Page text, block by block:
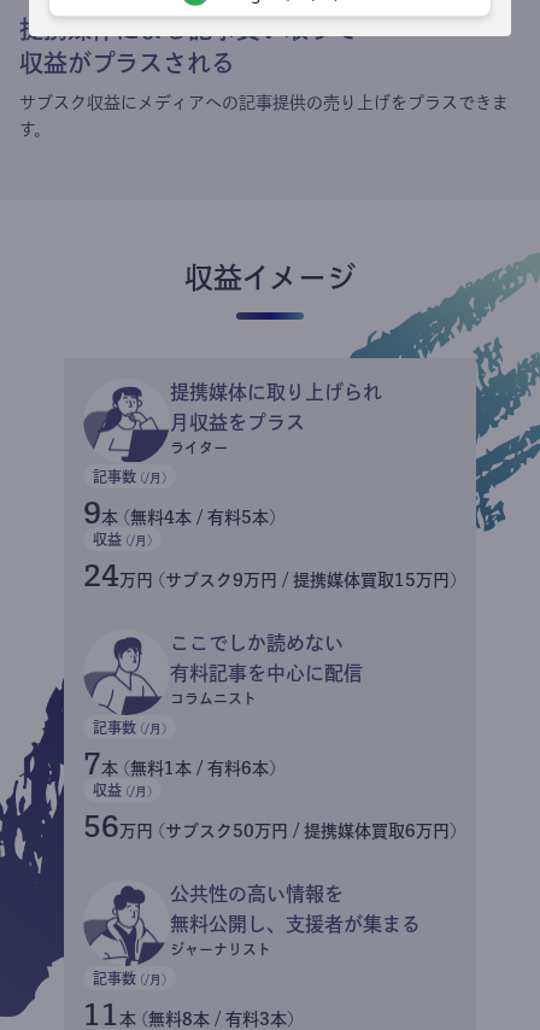
提携媒体による記事買い取りで
収益がプラスされる
サブスク収益にメディアへの記事提供の売り上げをプラスできま
す。
収益イメージ
提携媒体に取り上げられ
月収益をプラス
ライター
記事数 (/月)
9本 (無料4本 / 有料5本)
収益 (/月)
24万円 (サブスク9万円 / 提携媒体買取15万円)
ここでしか読めない
有料記事を中心に配信
コラムニスト
記事数 (/月)
7本 (無料1本 / 有料6本)
収益 (/月)
56万円 (サブスク50万円 / 提携媒体買取6万円)
公共性の高い情報を
無料公開し、支援者が集まる
ジャーナリスト
記事数 (/月)
11 本 (無料8本 / 有料3本)